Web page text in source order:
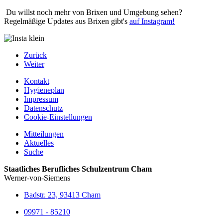
Du willst noch mehr von Brixen und Umgebung sehen?
Regelmäßige Updates aus Brixen gibt's auf Instagram!
Zurück
Weiter
Kontakt
Hygieneplan
Impressum
Datenschutz
Cookie-Einstellungen
Mitteilungen
Aktuelles
Suche
Staatliches Berufliches Schulzentrum Cham
Werner-von-Siemens
Badstr. 23, 93413 Cham
09971 - 85210